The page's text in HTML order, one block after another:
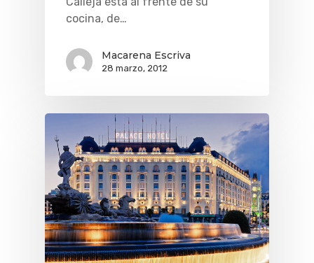
cocina, de…
Macarena Escriva
28 marzo, 2012